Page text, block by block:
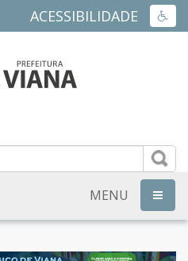
ACESSIBILIDADE
MENU